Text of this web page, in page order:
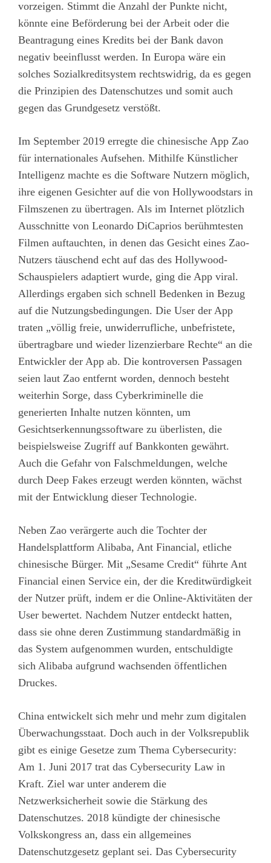
vorzeigen. Stimmt die Anzahl der Punkte nicht,
könnte eine Beförderung bei der Arbeit oder die
Beantragung eines Kredits bei der Bank davon
negativ beeinflusst werden. In Europa wäre ein
solches Sozialkreditsystem rechtswidrig, da es gegen
die Prinzipien des Datenschutzes und somit auch
gegen das Grundgesetz verstößt.
Im September 2019 erregte die chinesische App Zao
für internationales Aufsehen. Mithilfe Künstlicher
Intelligenz machte es die Software Nutzern möglich,
ihre eigenen Gesichter auf die von Hollywoodstars in
Filmszenen zu übertragen. Als im Internet plötzlich
Ausschnitte von Leonardo DiCaprios berühmtesten
Filmen auftauchten, in denen das Gesicht eines Zao-
Nutzers täuschend echt auf das des Hollywood-
Schauspielers adaptiert wurde, ging die App viral.
Allerdings ergaben sich schnell Bedenken in Bezug
auf die Nutzungsbedingungen. Die User der App
traten „völlig freie, unwiderrufliche, unbefristete,
übertragbare und wieder lizenzierbare Rechte“ an die
Entwickler der App ab. Die kontroversen Passagen
seien laut Zao entfernt worden, dennoch besteht
weiterhin Sorge, dass Cyberkriminelle die
generierten Inhalte nutzen könnten, um
Gesichtserkennungssoftware zu überlisten, die
beispielsweise Zugriff auf Bankkonten gewährt.
Auch die Gefahr von Falschmeldungen, welche
durch Deep Fakes erzeugt werden könnten, wächst
mit der Entwicklung dieser Technologie.
Neben Zao verärgerte auch die Tochter der
Handelsplattform Alibaba, Ant Financial, etliche
chinesische Bürger. Mit „Sesame Credit“ führte Ant
Financial einen Service ein, der die Kreditwürdigkeit
der Nutzer prüft, indem er die Online-Aktivitäten der
User bewertet. Nachdem Nutzer entdeckt hatten,
dass sie ohne deren Zustimmung standardmäßig in
das System aufgenommen wurden, entschuldigte
sich Alibaba aufgrund wachsenden öffentlichen
Druckes.
China entwickelt sich mehr und mehr zum digitalen
Überwachungsstaat. Doch auch in der Volksrepublik
gibt es einige Gesetze zum Thema Cybersecurity:
Am 1. Juni 2017 trat das Cybersecurity Law in
Kraft. Ziel war unter anderem die
Netzwerksicherheit sowie die Stärkung des
Datenschutzes. 2018 kündigte der chinesische
Volkskongress an, dass ein allgemeines
Datenschutzgesetz geplant sei. Das Cybersecurity